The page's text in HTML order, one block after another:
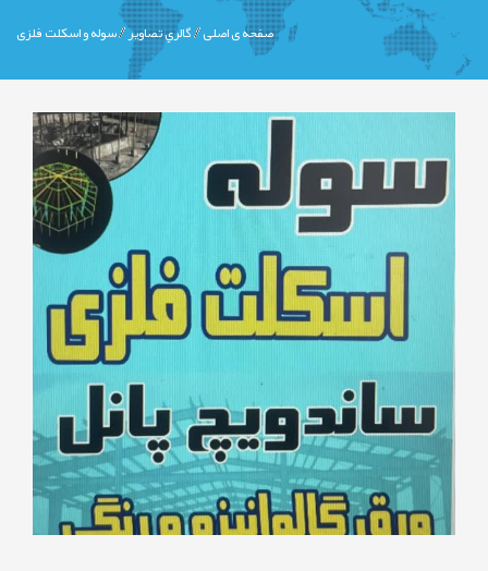
صفحه ی اصلی گالري تصاوير سوله و اسکلت فلزی